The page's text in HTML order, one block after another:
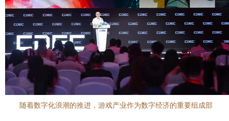
随着数字化浪潮的推进，游戏产业作为数字经济的重要组成部